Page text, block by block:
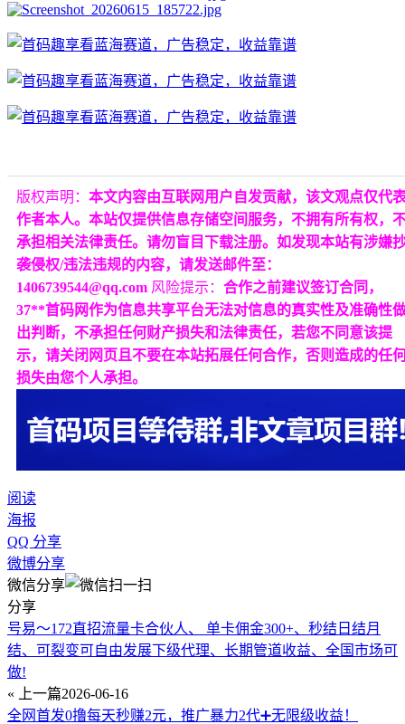
版权声明： 本文内容由互联网用户自发贡献，该文观点仅代
作者本人。本站仅提供信息存储空间服务，不拥有所有权，
承担相关法律责任。请勿盲目下载注册。如发现本站有涉嫌
袭侵权/违法违规的内容，请发送邮件至：
1406739544@qq.com 风险提示： 合作之前建议签订合同，
37**首码网作为信息共享平台无法对信息的真实性及准确性
出判断，不承担任何财产损失和法律责任，若您不同意该提
示，请关闭网页且不要在本站拓展任何合作，否则造成的任
损失由您个人承担。
阅读
海报
QQ 分享
微博分享
微信分享
分享
号易～172直招流量卡合伙人、 单卡佣金300+、秒结日结月
结、可裂变可自由发展下级代理、长期管道收益、全国市场可
做!
« 上一篇2026-06-16
全网首发0撸每天秒赚2元，推广暴力2代➕无限级收益！